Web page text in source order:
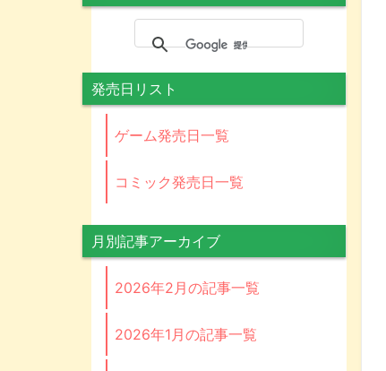
発売日リスト
ゲーム発売日一覧
コミック発売日一覧
月別記事アーカイブ
2026年2月の記事一覧
2026年1月の記事一覧